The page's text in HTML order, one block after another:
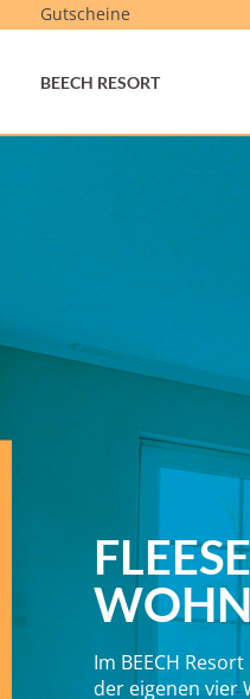
Gutscheine
BEECH RESORT
Im BEECH
der eigenen vier